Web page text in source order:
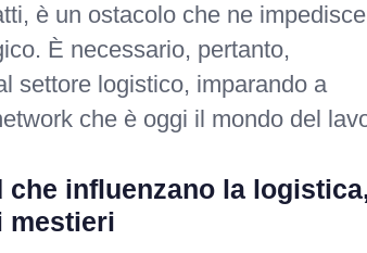
è un ostacolo che ne
È necessario, pertanto,
settore logistico, imparando a
che è oggi il mondo del
che influenzano la
mestieri